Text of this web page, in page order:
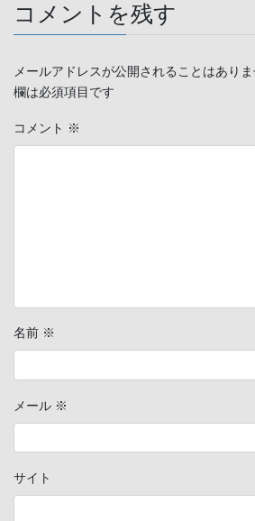
コメントを残す
メールアドレスが公開されることはありま
欄は必須項目です
コメント ※
名前 ※
メール ※
サイト